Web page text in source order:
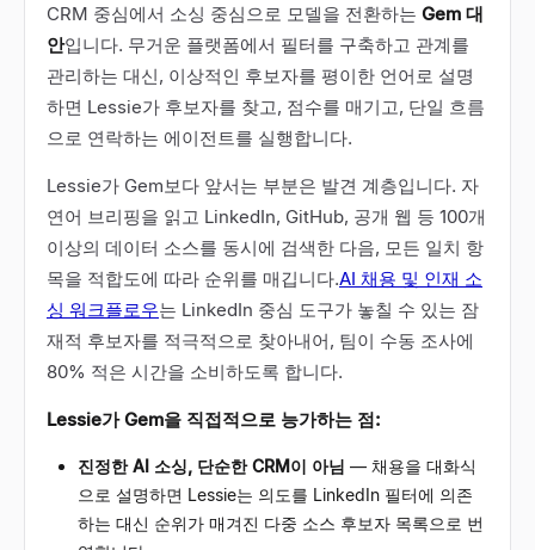
CRM 중심에서 소싱 중심으로 모델을 전환하는 Gem 대
안입니다. 무거운 플랫폼에서 필터를 구축하고 관계를
관리하는 대신, 이상적인 후보자를 평이한 언어로 설명
하면 Lessie가 후보자를 찾고, 점수를 매기고, 단일 흐름
으로 연락하는 에이전트를 실행합니다.
Lessie가 Gem보다 앞서는 부분은 발견 계층입니다. 자
연어 브리핑을 읽고 LinkedIn, GitHub, 공개 웹 등 100개
이상의 데이터 소스를 동시에 검색한 다음, 모든 일치 항
목을 적합도에 따라 순위를 매깁니다.AI 채용 및 인재 소
싱 워크플로우는 LinkedIn 중심 도구가 놓칠 수 있는 잠
재적 후보자를 적극적으로 찾아내어, 팀이 수동 조사에
80% 적은 시간을 소비하도록 합니다.
Lessie가 Gem을 직접적으로 능가하는 점:
진정한 AI 소싱, 단순한 CRM이 아님 — 채용을 대화식
으로 설명하면 Lessie는 의도를 LinkedIn 필터에 의존
하는 대신 순위가 매겨진 다중 소스 후보자 목록으로 번